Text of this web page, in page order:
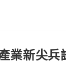
業新尖